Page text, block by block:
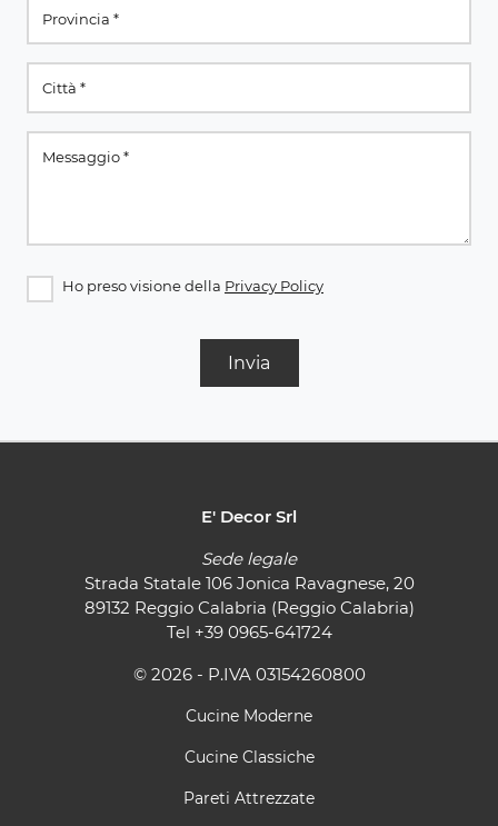
Ho preso visione della Privacy Policy
Invia
E' Decor Srl
Sede legale
Strada Statale 106 Jonica Ravagnese, 20
89132 Reggio Calabria (Reggio Calabria)
Tel +39 0965-641724
© 2026 - P.IVA 03154260800
Cucine Moderne
Cucine Classiche
Pareti Attrezzate